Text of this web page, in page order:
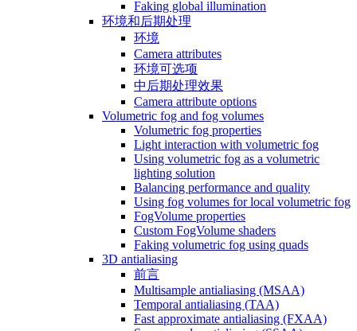
Faking global illumination
环境和后期处理
环境
Camera attributes
环境可选项
中后期处理效果
Camera attribute options
Volumetric fog and fog volumes
Volumetric fog properties
Light interaction with volumetric fog
Using volumetric fog as a volumetric
lighting solution
Balancing performance and quality
Using fog volumes for local volumetric fog
FogVolume properties
Custom FogVolume shaders
Faking volumetric fog using quads
3D antialiasing
前言
Multisample antialiasing (MSAA)
Temporal antialiasing (TAA)
Fast approximate antialiasing (FXAA)